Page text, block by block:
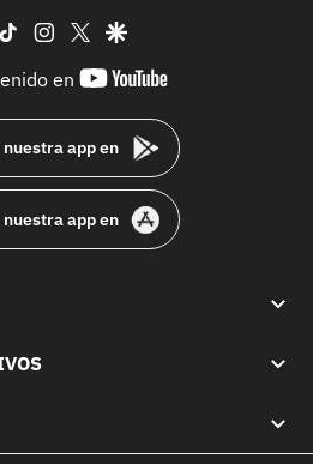
tiktok instagram
twittergoogle
en
youtube-
app en
app en